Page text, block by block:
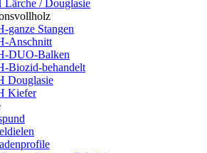
Lärche / Douglasie
ganze Stangen
Anschnitt
DUO-Balken
Biozid-behandelt
Douglasie
Kiefer